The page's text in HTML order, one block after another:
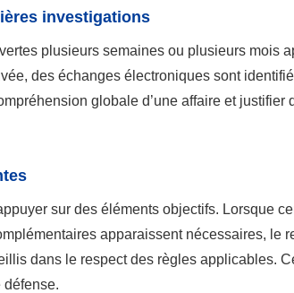
investigations
plusieurs semaines ou plusieurs mois
des échanges électroniques sont
globale d’une affaire et justifier
sur des éléments objectifs. Lorsque
apparaissent nécessaires, le
dans le respect des règles applicables.
défense.